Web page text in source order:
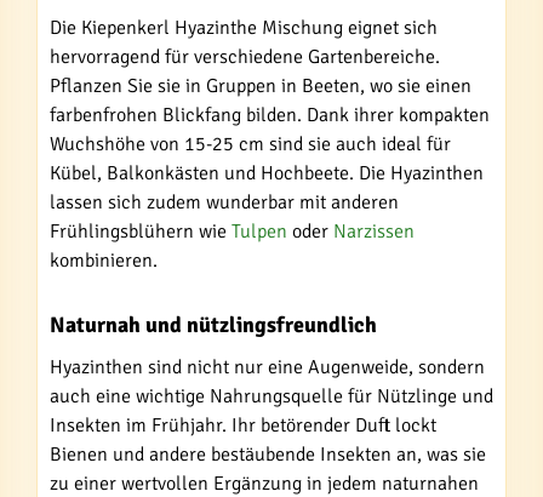
Die Kiepenkerl Hyazinthe Mischung eignet sich
hervorragend für verschiedene Gartenbereiche.
Pflanzen Sie sie in Gruppen in Beeten, wo sie einen
farbenfrohen Blickfang bilden. Dank ihrer kompakten
Wuchshöhe von 15-25 cm sind sie auch ideal für
Kübel, Balkonkästen und Hochbeete. Die Hyazinthen
lassen sich zudem wunderbar mit anderen
Frühlingsblühern wie Tulpen oder Narzissen
kombinieren.
Naturnah und nützlingsfreundlich
Hyazinthen sind nicht nur eine Augenweide, sondern
auch eine wichtige Nahrungsquelle für Nützlinge und
Insekten im Frühjahr. Ihr betörender Duft lockt
Bienen und andere bestäubende Insekten an, was sie
zu einer wertvollen Ergänzung in jedem naturnahen